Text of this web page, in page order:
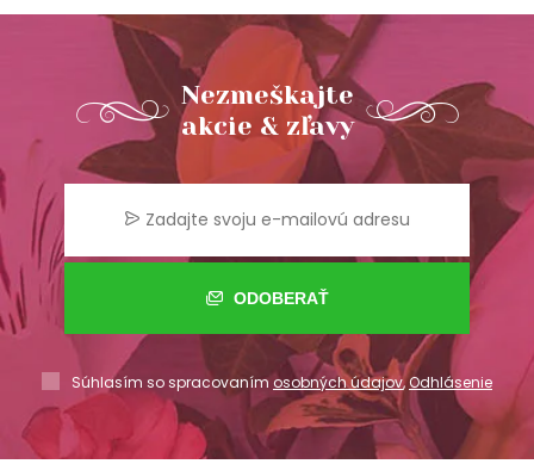
Nezmeškajte
akcie & zľavy
ODOBERAŤ
Súhlasím so spracovaním osobných údajov,Odhlásenie